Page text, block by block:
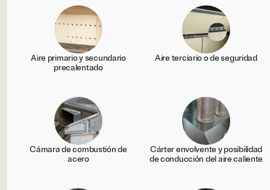
Aire primario y secundario
precalentado
Aire terciario o de seguridad
Cámara de combustión de
acero
Cárter envolvente y posibilidad
de conducción del aire caliente